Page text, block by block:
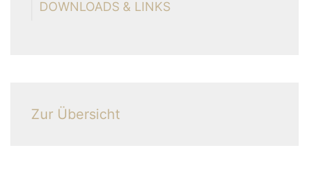
DOWNLOADS & LINKS
Zur Übersicht